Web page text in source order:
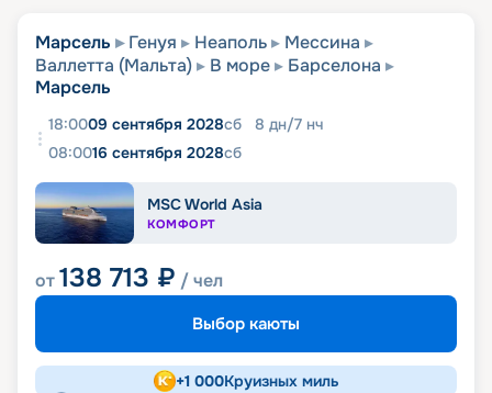
Марсель Генуя Неаполь
Мессина
Валлетта (Мальта)
В море
Барселона
Марсель
18:0009 сентября 2028сб 8 дн/7 нч
08:0016 сентября 2028сб
MSC World Asia
КОМФОРТ
от138 713 ₽ / чел
Выбор каюты
+1 000Круизных миль